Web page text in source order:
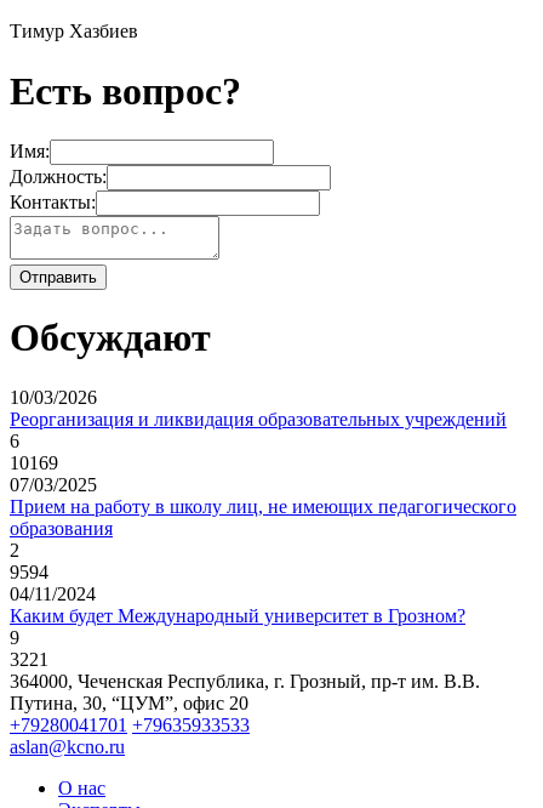
Тимур Хазбиев
Есть вопрос?
Имя:
Должность:
Контакты:
Обсуждают
10/03/2026
Реорганизация и ликвидация образовательных учреждений
6
10169
07/03/2025
Прием на работу в школу лиц, не имеющих педагогического
образования
2
9594
04/11/2024
Каким будет Международный университет в Грозном?
9
3221
364000, Чеченская Республика, г. Грозный, пр-т им. В.В.
Путина, 30, “ЦУМ”, офис 20
+79280041701 +79635933533
aslan@kcno.ru
О нас